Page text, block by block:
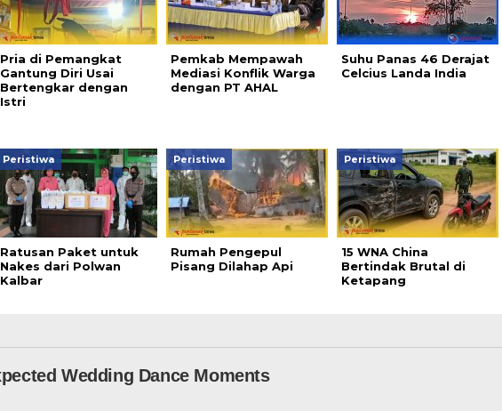
Pria di Pemangkat
Gantung Diri Usai
Bertengkar dengan
Istri
Pemkab Mempawah
Mediasi Konflik Warga
dengan PT AHAL
Suhu Panas 46 Derajat
Celcius Landa India
Peristiwa
Ratusan Paket untuk
Nakes dari Polwan
Kalbar
Peristiwa
Rumah Pengepul
Pisang Dilahap Api
Peristiwa
15 WNA China
Bertindak Brutal di
Ketapang